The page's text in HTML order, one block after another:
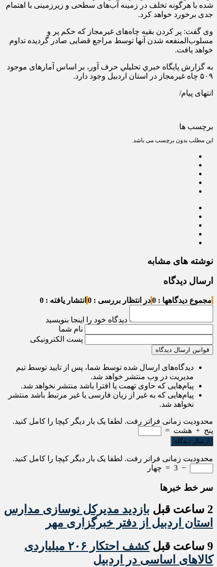
شده با هرگونه تخلف در زمینه آب‌های سطحی و زیرزمینی با اهتمام
جدی برخورد خواهد کرد.
وی گفت: پر کردن بقیه چاه‌های غیرمجاز که حکم پر و
مسلوب‌المنفعه شدن آنها توسط مراجع قضایی صادر گردیده تداوم
خواهد یافت.
به گزارش پايگاه خبري تحليلي حرف آور، بر اساس آمارهای موجود
۵۰۹ چاه غیرمجاز در استان اردبیل وجود دارد.
انتهای پیام/
برچسب ها
این مطلب بدون برچسب می باشد.
نوشته های مشابه
ارسال دیدگاه
مجموع دیدگاهها : 0 در انتظار بررسی : 0 انتشار یافته : 0
دیدگاه خود را اینجا بنویسید
نام شما
پست الکترونیکی
قوانین ارسال دیدگاه
دیدگاه‌های ارسال شده توسط شما، پس از تایید توسط تیم
مدیریت در وب منتشر خواهد شد.
پیام‌هایی که حاوی تهمت یا افترا باشد منتشر نخواهد شد.
پیام‌هایی که به غیر از زبان فارسی یا غیر مرتبط باشد منتشر
نخواهد شد.
محدودیت زمانی فراتر رفت. لطفا یک بار دیگر کپچا را کامل کنید.
پنج + هشت =
محدودیت زمانی فراتر رفت. لطفا یک بار دیگر کپچا را کامل کنید.
−
3
= چهار
سر خط خبرها
2 ساعت قبل
بازدید مدیرکل نوسازی مدارس
استان اردبیل از دفتر خبرگزاری مهر
9 ساعت قبل
کشف احتکار ۲۰۶ میلیاردی
کالاهای اساسی در اردبیل